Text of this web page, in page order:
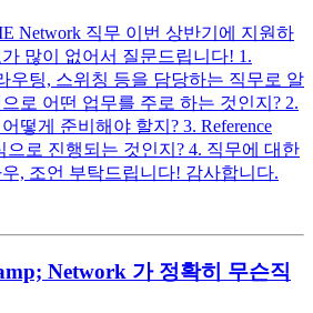
Network 직무 이번 상반기에 지원하
많이 없어서 질문드립니다! 1.
우팅, 스위칭 등을 담당하는 직무로 알
로 어떤 업무를 주로 하는 것인지? 2.
떻게 준비해야 할지? 3. Reference
으로 진행되는 것인지? 4. 직무에 대한
, 조언 부탁드립니다! 감사합니다.
Network 가 정확히 무슨직